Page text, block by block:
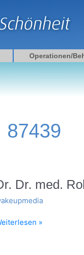
Operationen/
87439
Dr. med.
»